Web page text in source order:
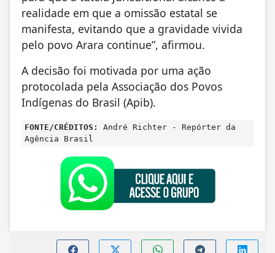
realidade em que a omissão estatal se
manifesta, evitando que a gravidade vivida
pelo povo Arara continue”, afirmou.
A decisão foi motivada por uma ação
protocolada pela Associação dos Povos
Indígenas do Brasil (Apib).
FONTE/CRÉDITOS:
André Richter - Repórter da
Agência Brasil